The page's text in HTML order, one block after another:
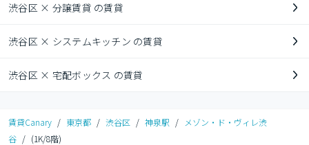
渋谷区 × 分譲賃貸 の賃貸
渋谷区 × システムキッチン の賃貸
渋谷区 × 宅配ボックス の賃貸
賃貸Canary / 東京都 / 渋谷区 / 神泉駅 /
メゾン・ド・ヴィレ渋
谷 / (1K/8階)